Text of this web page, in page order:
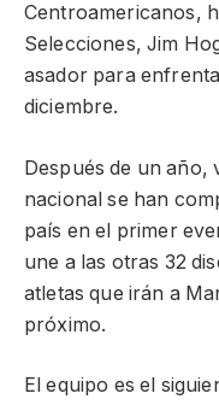
Centroamericanos,
Selecciones, Jim
asador para
diciembre.
Después de un año,
nacional se han
país en el primer
une a las otras 32
atletas que irán a
próximo.
El equipo es el